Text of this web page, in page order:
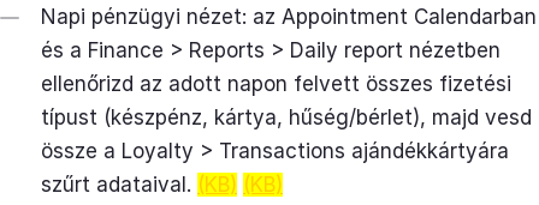
Napi pénzügyi nézet: az Appointment Calendarban
és a Finance > Reports > Daily report nézetben
ellenőrizd az adott napon felvett összes fizetési
típust (készpénz, kártya, hűség/bérlet), majd vesd
össze a Loyalty > Transactions ajándékkártyára
szűrt adataival. (KB) (KB)